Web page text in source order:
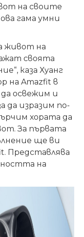
на своите
гама умни
живот на
своята
каза Хуанг
на Amazfit в
освежим и
да изразим по-
хората да
За първата
ще ви
Представлява
на